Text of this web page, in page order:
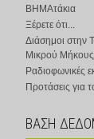
ΒΗΜΑτάκια
Ξέρετε ότι...
Διάσημοι στην
Μικρού Μήκους
Ραδιοφωνικές
Προτάσεις για
ΒΑΣΗ